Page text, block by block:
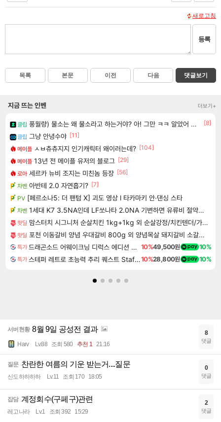
새로고침
등록
목록 본문 이전 다음 댓글보기
지금 뜨는 인벤 더보기+
클립 풍월량) 물소는 왜 물소라고 하는거야? 아! 그만 ㅋㅋ 알았어 ㅋㅋ
[8]
클립 그냥 안녕수야 [11]
메이플 ㅅㅂ츄츄지지 인기캐릭터 왜이러는데? [104]
메이플 13년 전 메이플 유저의 블로그 [29]
로아 세르카 뉴비 조지는 미친놈 등장 [56]
차벤 아반테 2.0 자연흡기? [7]
PV [페르소나5: 더 팬텀 X] 괴도 영상 l 타카마키 안·댄싱 스타
차벤 1세대 K7 3.5NA인데 LF쏘나타 2.0NA 기변하면 유류비 절약이 얼마나 될까요..?
핫딜 맘스터치 시그니처 순살치킨 1kg+1kg 외 순살강정/치킨텐더/가라아게/치즈스틱
핫딜 포천 이동갈비 양념 우대갈비 800g 외 양념목살 돼지갈비 소갈비 모음전
특가 드래곤소드 어웨이크닝 디럭스 에디션 DragonSword Awakening Deluxe Edition 10%49,500원 10%
특가 스테퍼 레트로 초능력 추리 퀘스트 Staffer Retro A Supernatural Mystery Quest10%28,800원 10%
서버현황 8월 9일 공성전 결과
Harv Lv.88 조회 580 추천 1 21:16
8
댓글
질문 찬란한 여름의 기운 받는거....질문
신도하하하하 Lv.11 조회 170 18:05
0
댓글
잡담 계정회수(구페구)관련
레고나라 Lv.1 조회 392 15:29
2
댓글